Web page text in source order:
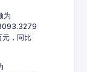
为
元，同比